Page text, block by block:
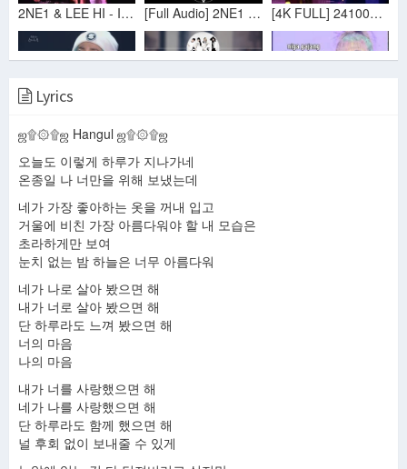
2NE1 & LEE HI - IF I WERE YOU (YG Family Concert 2014) [Full Audio] 2NE1 - If I Were You (살아 봤으면 해) [VOL.2] [4K FULL] 241005 ✶ 2NE1 - 살아 봤으면 해(If I Were You) | 2024 2NE1 CONCERT [WELCOME BACK] IN SEOUL
2NE1 (투애니원) 네가 나로 살아 봤으면 해 (IF I WERE YOU) Color Coded Lyrics (Han/Rom/Eng)
2NE1 - 살아 봤으면 해 (If I Were You) @ The 2nd Regular Album 'Crush'
[4K] 2NE1 - 살아 봤으면 해(If I Were You)토욜 중콘 직캠 [Welcome back concert in seoul]_20241005
Lyrics
ஜ۩۞۩ஜ Hangul ஜ۩۞۩ஜ
오늘도 이렇게 하루가 지나가네
온종일 나 너만을 위해 보냈는데
네가 가장 좋아하는 옷을 꺼내 입고
거울에 비친 가장 아름다워야 할 내 모습은
초라하게만 보여
눈치 없는 밤 하늘은 너무 아름다워
네가 나로 살아 봤으면 해
내가 너로 살아 봤으면 해
단 하루라도 느껴 봤으면 해
너의 마음
나의 마음
내가 너를 사랑했으면 해
네가 나를 사랑했으면 해
단 하루라도 함께 했으면 해
널 후회 없이 보내줄 수 있게